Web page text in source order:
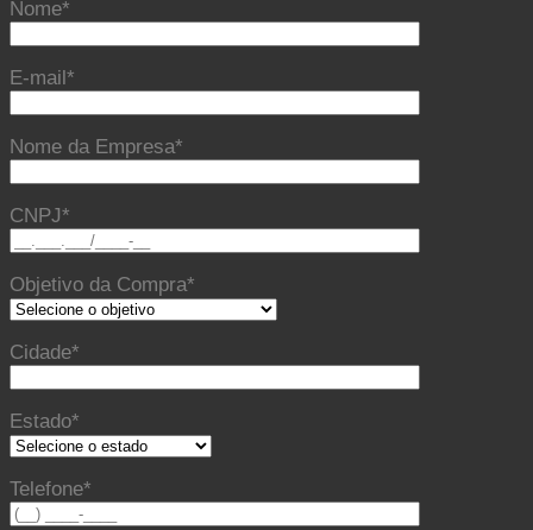
Nome*
E-mail*
Nome da Empresa*
CNPJ*
Objetivo da Compra*
Cidade*
Estado*
Telefone*